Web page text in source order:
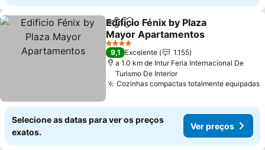
PartilharAdicionar aos favoritos
Edificio Fénix by Plaza
Mayor Apartamentos
4 Estrelas
9,1 Excelente
1.155
a 1.0 km de Intur Feria Internacional De
Turismo De Interior
Cozinhas compactas totalmente equipadas
Selecione as datas para ver os preços
exatos.
Ver preços